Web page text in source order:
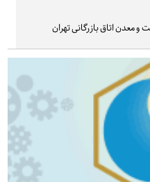
اتاق بازرگانی تهران